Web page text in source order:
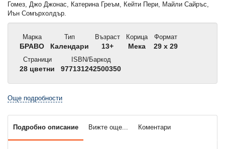
Гомез, Джо Джонас, Катерина Греъм, Кейти Пери, Майли Сайръс,
Иън Сомърхолдър.
Марка
БРАВО
Тип
Календари
Възраст
13+
Корица
Мека
Формат
29 x 29
Страници
28 цветни
ISBN/Баркод
977131242500350
Още подробности
Подробно описание Вижте още... Коментари